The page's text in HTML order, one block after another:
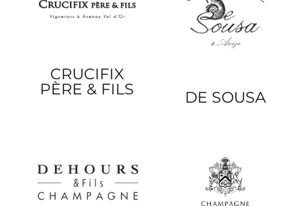
CRUCIFIX
PÈRE & FILS
DE SOUSA